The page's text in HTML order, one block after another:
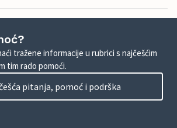
tražene informacije u rubrici s najčešćim
tim rado pomoći.
pitanja, pomoć i podrška